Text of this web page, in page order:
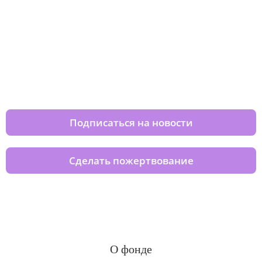
Подписаться на новости
Сделать пожертвование
О фонде